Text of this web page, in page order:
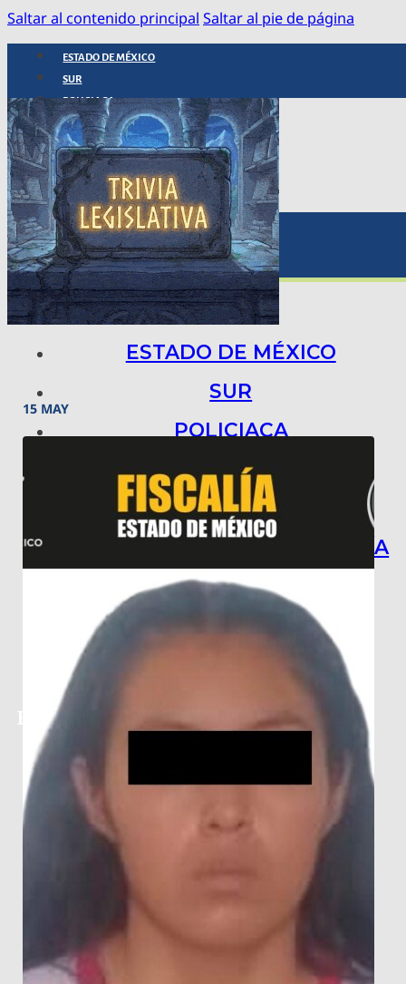
Saltar al contenido principal Saltar al pie de página
ESTADO DE MÉXICO
SUR
POLICIACA
NACIONAL
INTERNACIONAL
ARTE, CIENCIA Y TECNOLOGÍA
COLUMNAS
BAJO LA LUPA
RASTROS Y ROSTROS
VÍNCULOS ANIMALES
ESTADO DE MÉXICO
SUR
POLICIACA
NACIONAL
INTERNACIONAL
ARTE, CIENCIA Y TECNOLOGÍA
COLUMNAS
BAJO LA LUPA
RASTROS Y ROSTROS
VÍNCULOS ANIMALES
15 MAY